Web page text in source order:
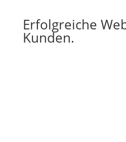
Erfolgreiche
Kunden.